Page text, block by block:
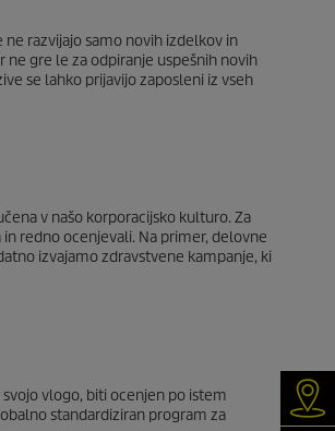
razvijajo samo novih izdelkov in
gre le za odpiranje uspešnih novih
se lahko prijavijo zaposleni iz vseh
v našo korporacijsko kulturo. Za
redno ocenjevali. Na primer, delovne
izvajamo zdravstvene kampanje, ki
vlogo, biti ocenjen po istem
standardiziran program za